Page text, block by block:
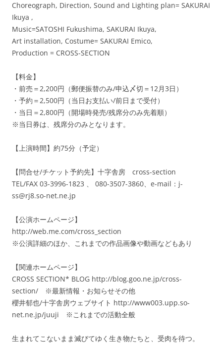
Choreograph, Direction, Sound and Lighting plan= SAKURAI
Ikuya ,
Music=SATOSHI Fukushima, SAKURAI Ikuya,
Art installation, Costume= SAKURAI Emico,
Production = CROSS-SECTION
【料金】
・前売＝2,200円（郵便振替のみ/申込〆切＝12月3日）
・予約＝2,500円（当日お支払い/前日まで受付）
・当日＝2,800円（開場時発売/残席分のみ先着順）
※当日券は、残席分のみとなります。
【上演時間】約75分（予定）
【問合せ/チケット予約先】十字舎房 cross-section
TEL/FAX 03-3996-1823 、 080-3507-3860、e-mail：j-
ss@rj8.so-net.ne.jp
【公演ホームページ】
http://web.me.com/cross_section
※公演詳細のほか、これまでの作品画像や動画などもあり
【関連ホームページ】
CROSS SECTION* BLOG http://blog.goo.ne.jp/cross-
section/ ※最新情報・お知らせその他
櫻井郁也/十字舎房ウェブサイト http://www003.upp.so-
net.ne.jp/juuji ※これまでの活動全般
生まれてこないまま滅びてゆく生き物たちと、受肉を待つ。